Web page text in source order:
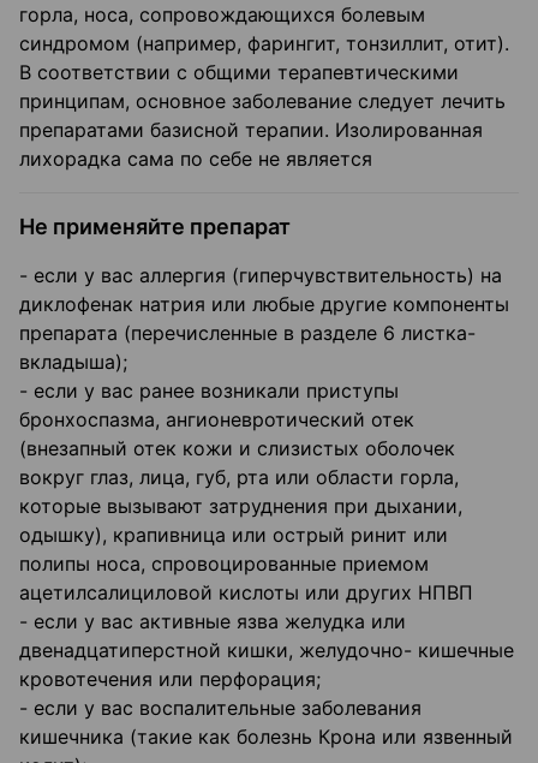
горла, носа, сопровождающихся болевым
синдромом (например, фарингит, тонзиллит, отит).
В соответствии с общими терапевтическими
принципам, основное заболевание следует лечить
препаратами базисной терапии. Изолированная
лихорадка сама по себе не является
Не применяйте препарат
- если у вас аллергия (гиперчувствительность) на
диклофенак натрия или любые другие компоненты
препарата (перечисленные в разделе 6 листка-
вкладыша);
- если у вас ранее возникали приступы
бронхоспазма, ангионевротический отек
(внезапный отек кожи и слизистых оболочек
вокруг глаз, лица, губ, рта или области горла,
которые вызывают затруднения при дыхании,
одышку), крапивница или острый ринит или
полипы носа, спровоцированные приемом
ацетилсалициловой кислоты или других НПВП
- если у вас активные язва желудка или
двенадцатиперстной кишки, желудочно- кишечные
кровотечения или перфорация;
- если у вас воспалительные заболевания
кишечника (такие как болезнь Крона или язвенный